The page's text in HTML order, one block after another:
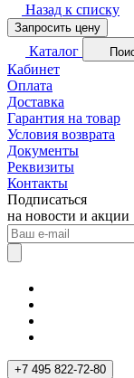
Назад к списку
Запросить цену
Каталог
Кабинет
Оплата
Доставка
Гарантия на товар
Условия возврата
Документы
Реквизиты
Контакты
Подписаться
на новости и акции
+7 495 822-72-80